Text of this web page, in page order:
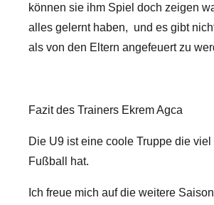
können sie ihm Spiel doch zeigen
alles gelernt haben, und es gibt
als von den Eltern angefeuert zu
Fazit des Trainers Ekrem Agca
Die U9 ist eine coole Truppe die
Fußball hat.
Ich freue mich auf die weitere